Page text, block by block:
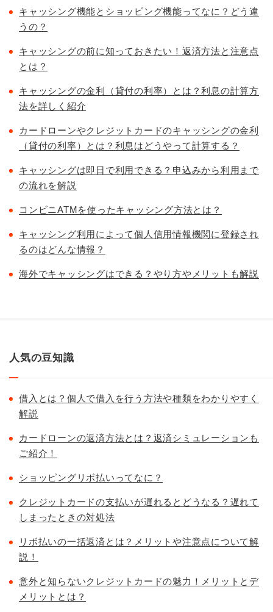
キャッシング機能とショッピング機能ってなに？どう違
うの？
キャッシングの前に知っておきたい！返済方法と注意点
とは？
キャッシングの金利（貸付の利率）とは？利息の計算方
法を詳しく紹介
カードローンやクレジットカードのキャッシングの金利
（貸付の利率）とは？利息はどうやって計算する？
キャッシングは即日で利用できる？申込みから利用まで
の流れを解説
コンビニATMを使ったキャッシング方法とは？
キャッシング利用によって個人信用情報機関に登録され
るのはどんな情報？
海外でキャッシングはできる？やり方やメリットも解説
人気の豆知識
借入とは？個人で借入を行う方法や種類をわかりやすく
解説
カードローンの返済方法とは？返済シミュレーションも
ご紹介！
ショッピングリボ払いってなに？
クレジットカードの支払いが遅れるとどうなる？遅れて
しまったときの対処法
リボ払いの一括返済とは？メリットや注意点について解
説！
意外と知らないクレジットカードの魅力！メリットとデ
メリットとは？